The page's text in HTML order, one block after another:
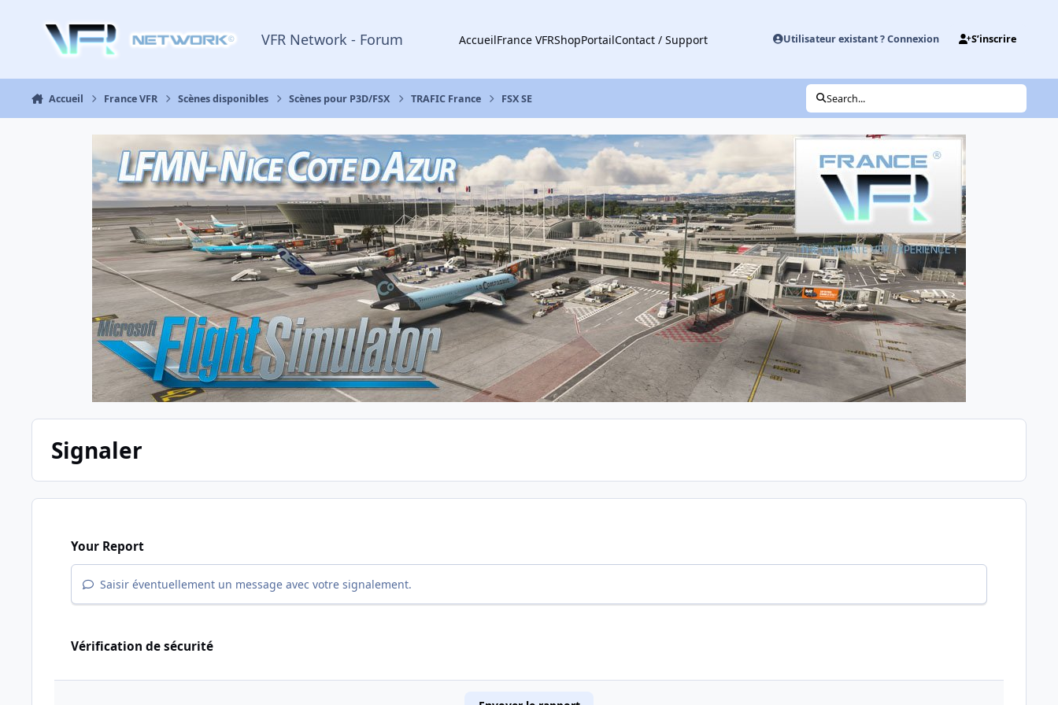
VFR Network - Forum AccueilFrance VFRShopPortailContact / Support Utilisateur existant ? Connexion S’inscrire
Accueil France VFR Scènes disponibles Scènes pour P3D/FSX TRAFIC France FSX SE Search...
Signaler
Your Report
Saisir éventuellement un message avec votre signalement.
Vérification de sécurité